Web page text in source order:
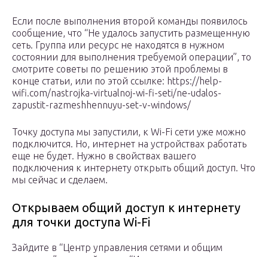
Если после выполнения второй команды появилось
сообщение, что “Не удалось запустить размещенную
сеть. Группа или ресурс не находятся в нужном
состоянии для выполнения требуемой операции”, то
смотрите советы по решению этой проблемы в
конце статьи, или по этой ссылке: https://help-
wifi.com/nastrojka-virtualnoj-wi-fi-seti/ne-udalos-
zapustit-razmeshhennuyu-set-v-windows/
Точку доступа мы запустили, к Wi-Fi сети уже можно
подключится. Но, интернет на устройствах работать
еще не будет. Нужно в свойствах вашего
подключения к интернету открыть общий доступ. Что
мы сейчас и сделаем.
Открываем общий доступ к интернету
для точки доступа Wi-Fi
Зайдите в “Центр управления сетями и общим